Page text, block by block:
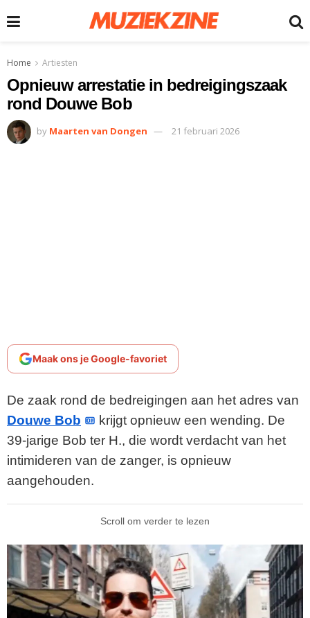
Home Artiesten
Opnieuw arrestatie in bedreigingszaak
rond Douwe Bob
by Maarten van Dongen 21 februari 2026
Maak ons je Google-favoriet
De zaak rond de bedreigingen aan het adres van
Douwe Bob
krijgt opnieuw een wending. De
39-jarige Bob ter H., die wordt verdacht van het
intimideren van de zanger, is opnieuw
aangehouden.
Scroll om verder te lezen